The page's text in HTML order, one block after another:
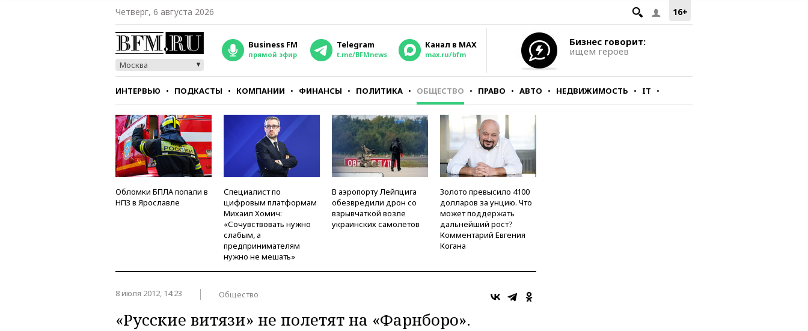
16+
Четверг, 6 августа 2026
Москва
Business FM
прямой эфир
Telegram
t.me/BFMnews
Канал в MAX
max.ru/bfm
Бизнес говорит:
ищем героев
ИНТЕРВЬЮ ПОДКАСТЫ КОМПАНИИ ФИНАНСЫ ПОЛИТИКА ОБЩЕСТВО ПРАВО АВТО НЕДВИЖИМОСТЬ IT
СТИЛЬ ТЕСТЫ
Обломки БПЛА попали в
НПЗ в Ярославле
Специалист по
цифровым платформам
Михаил Хомич:
«Сочувствовать нужно
слабым, а
предпринимателям
нужно не мешать»
В аэропорту Лейпцига
обезвредили дрон со
взрывчаткой возле
украинских самолетов
Золото превысило 4100
долларов за унцию. Что
может поддержать
дальнейший рост?
Комментарий Евгения
Когана
8 июля 2012, 14:23 Общество
«Русские витязи» не полетят на «Фарнборо».